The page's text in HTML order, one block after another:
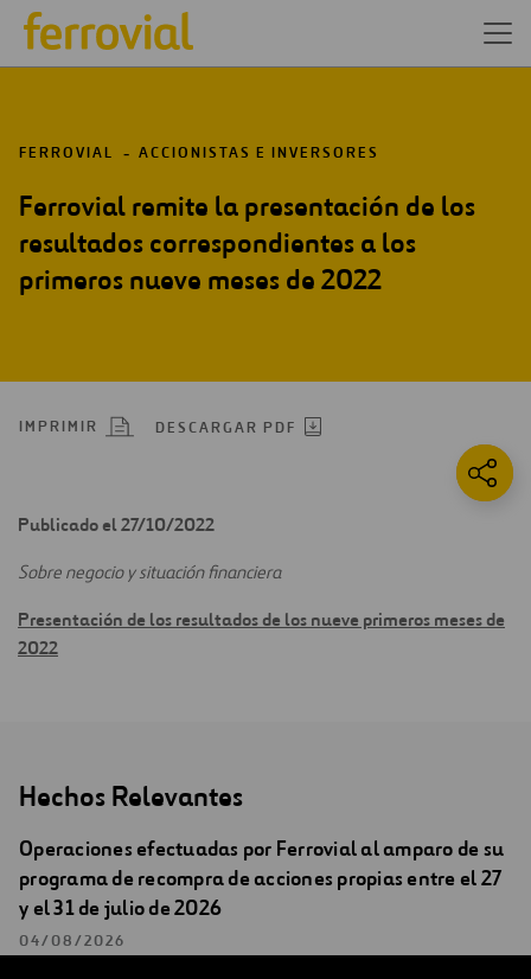
FERROVIAL ACCIONISTAS E INVERSORES
Ferrovial remite la presentación de los
resultados correspondientes a los
primeros nueve meses de 2022
IMPRIMIR DESCARGAR PDF
Publicado el 27/10/2022
Sobre negocio y situación financiera
Presentación de los resultados de los nueve primeros meses de
2022
Hechos Relevantes
Operaciones efectuadas por Ferrovial al amparo de su
programa de recompra de acciones propias entre el 27
y el 31 de julio de 2026
04/08/2026